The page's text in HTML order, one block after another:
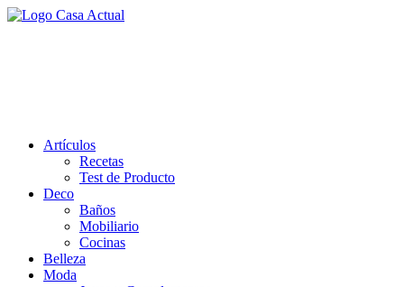
Saltar
Artículos
Recetas
Test de Producto
Deco
Baños
Mobiliario
Cocinas
Belleza
Moda